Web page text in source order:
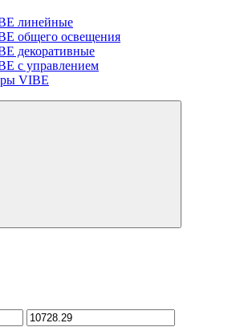
линейные
общего освещения
декоративные
с управлением
VIBE